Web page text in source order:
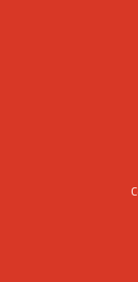
Социјална
Заштита на